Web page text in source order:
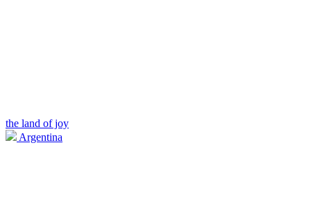
the land of joy
Argentina